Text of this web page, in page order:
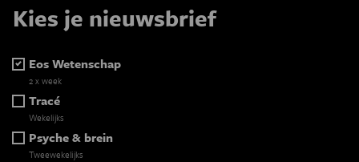
Kies je nieuwsbrief
Eos Wetenschap
2 x week
Tracé
Wekelijks
Psyche & brein
Tweewekelijks